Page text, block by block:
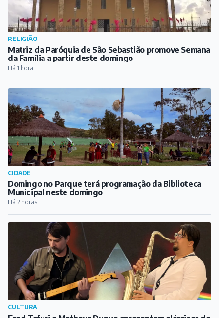
RELIGIÃO
Matriz da Paróquia de São Sebastião promove Semana
da Família a partir deste domingo
Há 1 hora
CIDADE
Domingo no Parque terá programação da Biblioteca
Municipal neste domingo
Há 2 horas
CULTURA